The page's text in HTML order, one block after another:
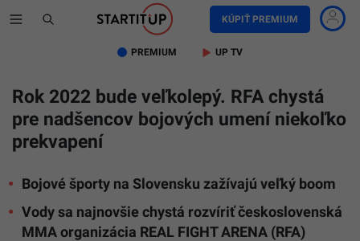
KÚPIŤ PREMIUM
PREMIUM UP TV
Rok 2022 bude veľkolepý. RFA chystá
pre nadšencov bojových umení niekoľko
prekvapení
Bojové športy na Slovensku zažívajú veľký boom
Vody sa najnovšie chystá rozvíriť československá
MMA organizácia REAL FIGHT ARENA (RFA)